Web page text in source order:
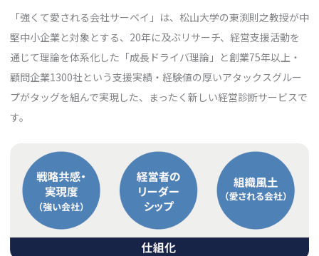
「強くて愛される会社サーベイ」は、松山大学の東渕則之教授が中
堅中小企業と対象とする、20年に及ぶリサーチ、経営支援活動を
通じて理論を体系化した「成長ドライバ理論」と創業75年以上・
顧問企業1300社という支援実績・経験値の厚いアタックスグルー
プがタッグを組んで実現した、まったく新しい経営診断サービスで
す。